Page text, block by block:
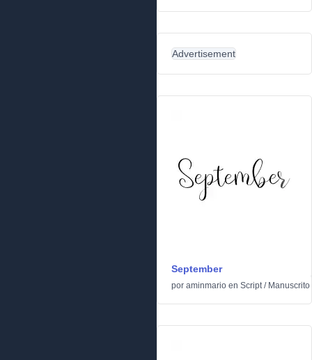
Advertisement
September
por aminmario en Script/ Manuscrito